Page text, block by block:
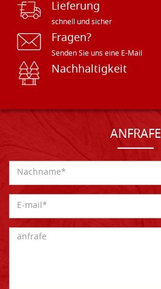
Lieferung
schnell und sicher
Fragen?
Senden Sie uns eine E-Mail
Nachhaltigkeit
ANFRAFE